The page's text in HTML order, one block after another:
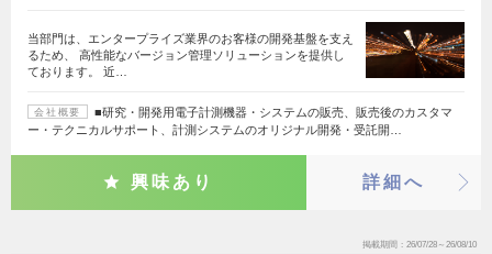
当部門は、エンタープライズ業界のお客様の開発基盤を支え
るため、 高性能なバージョン管理ソリューションを提供し
ております。 近…
会社概要
■研究・開発用電子計測機器・システムの販売、販売後のカスタマ
ー・テクニカルサポート、計測システムのオリジナル開発・受託開…
興味あり 詳細へ
掲載期間 26/07/28～26/08/10